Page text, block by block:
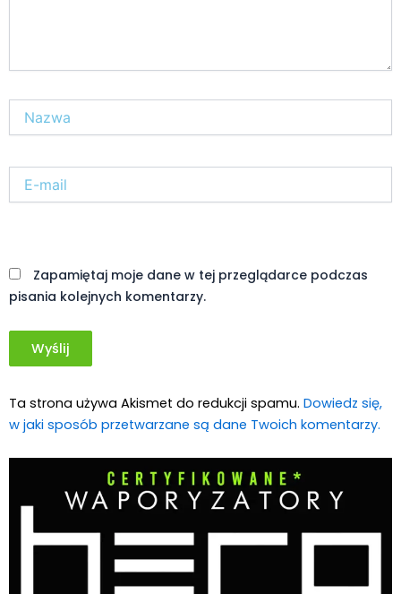
mail*
Zapamiętaj moje dane w tej przeglądarce podczas
pisania kolejnych komentarzy.
Ta strona używa Akismet do redukcji spamu. Dowiedz się,
w jaki sposób przetwarzane są dane Twoich komentarzy.